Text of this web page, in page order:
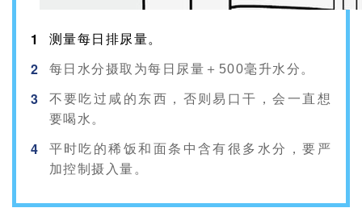
1 测量每日排尿量。
2 每日水分摄取为每日尿量＋500毫升水分。
3
不要吃过咸的东西，否则易口干，会一直想
要喝水。
4
平时吃的稀饭和面条中含有很多水分，要严
加控制摄入量。